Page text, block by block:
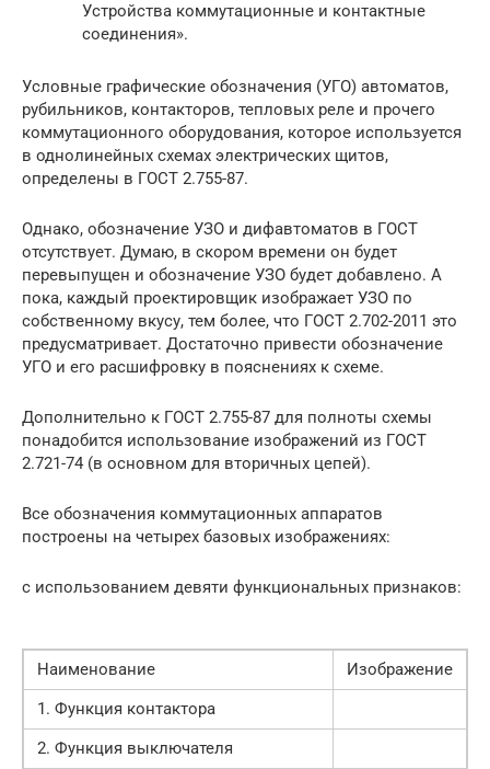
Устройства коммутационные и контактные
соединения».
Условные графические обозначения (УГО) автоматов,
рубильников, контакторов, тепловых реле и прочего
коммутационного оборудования, которое используется
в однолинейных схемах электрических щитов,
определены в ГОСТ 2.755-87.
Однако, обозначение УЗО и дифавтоматов в ГОСТ
отсутствует. Думаю, в скором времени он будет
перевыпущен и обозначение УЗО будет добавлено. А
пока, каждый проектировщик изображает УЗО по
собственному вкусу, тем более, что ГОСТ 2.702-2011 это
предусматривает. Достаточно привести обозначение
УГО и его расшифровку в пояснениях к схеме.
Дополнительно к ГОСТ 2.755-87 для полноты схемы
понадобится использование изображений из ГОСТ
2.721-74 (в основном для вторичных цепей).
Все обозначения коммутационных аппаратов
построены на четырех базовых изображениях:
с использованием девяти функциональных признаков:
Наименование
Изображение
1. Функция контактора
2. Функция выключателя